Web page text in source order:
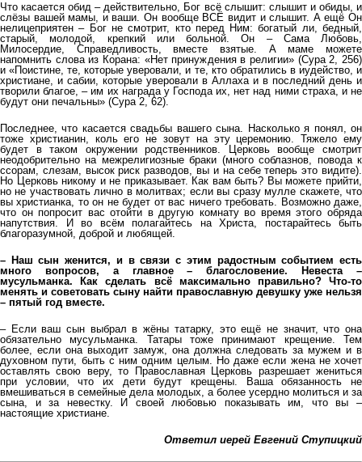
Что касается обид – действительно, Бог всё слышит: слышит и обиды, и
слёзы вашей мамы, и ваши. Он вообще ВСЁ видит и слышит. А ещё Он
нелицеприятен – Бог не смотрит, кто перед Ним: богатый ли, бедный,
старый, молодой, крепкий или больной. Он – Сама Любовь,
Милосердие, Справедливость, вместе взятые. А маме можете
напомнить слова из Корана: «Нет принуждения в религии» (Сура 2, 256)
и «Поистине, те, которые уверовали, и те, кто обратились в иудейство, и
христиане, и сабии, которые уверовали в Аллаха и в последний день и
творили благое, – им их награда у Господа их, нет над ними страха, и не
будут они печальны» (Сура 2, 62).
Последнее, что касается свадьбы вашего сына. Насколько я понял, он
тоже христианин, коль его не зовут на эту церемонию. Тяжело ему
будет в таком окружении родственников. Церковь вообще смотрит
неодобрительно на межрелигиозные браки (много соблазнов, повода к
ссорам, слезам, высок риск разводов, вы и на себе теперь это видите).
Но Церковь никому и не приказывает. Как вам быть? Вы можете прийти,
но не участвовать лично в молитвах; если вы сразу мулле скажете, что
вы христианка, то он не будет от вас ничего требовать. Возможно даже,
что он попросит вас отойти в другую комнату во время этого обряда
напутствия. И во всём полагайтесь на Христа, постарайтесь быть
благоразумной, доброй и любящей.
– Наш сын женится, и в связи с этим радостным событием есть
много вопросов, а главное – благословение. Невеста –
мусульманка. Как сделать всё максимально правильно? Что-то
менять и советовать сыну найти православную девушку уже нельзя
– пятый год вместе.
– Если ваш сын выбрал в жёны татарку, это ещё не значит, что она
обязательно мусульманка. Татары тоже принимают крещение. Тем
более, если она выходит замуж, она должна следовать за мужем и в
духовном пути, быть с ним одним целым. Но даже если жена не хочет
оставлять свою веру, то Православная Церковь разрешает жениться
при условии, что их дети будут крещены. Ваша обязанность не
вмешиваться в семейные дела молодых, а более усердно молиться и за
сына, и за невестку. И своей любовью показывать им, что вы –
настоящие христиане.
Ответил иерей Евгений Ступицкий